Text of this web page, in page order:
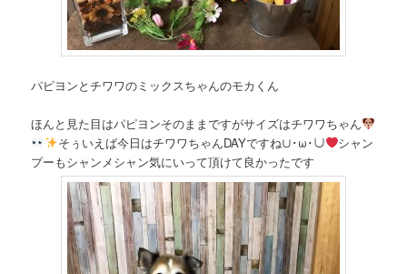
パピヨンとチワワのミックスちゃんのモカくん
ほんと見た目はパピヨンそのままですがサイズはチワワちゃん
そぅいえば今日はチワワちゃんDAYですね∪･ω･∪
シャン
プーもシャンメシャン気にいって頂けて良かったです